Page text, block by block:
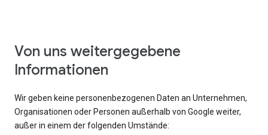
Von uns weitergegebene
Informationen
Wir geben keine personenbezogenen Daten an Unternehmen,
Organisationen oder Personen außerhalb von Google weiter,
außer in einem der folgenden Umstände: